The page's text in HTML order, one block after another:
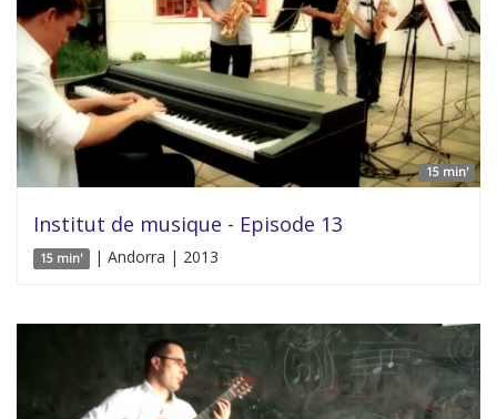
15 min'
Institut de musique - Episode 13
15 min' | Andorra | 2013